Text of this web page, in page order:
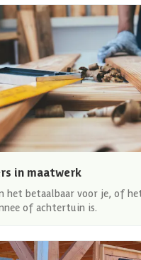
in maatwerk
het betaalbaar voor je, of
of achtertuin is.